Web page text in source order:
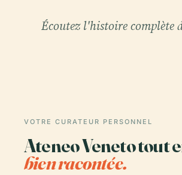
Écoutez l'histoire complète
VOTRE CURATEUR PERSONNEL
Ateneo Veneto tout
bien racontée.